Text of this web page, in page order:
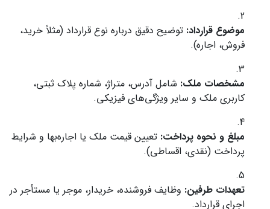
موضوع قرارداد: توضیح دقیق درباره نوع قرارداد (مثلاً خرید،
فروش، اجاره).
مشخصات ملک: شامل آدرس، متراژ، شماره پلاک ثبتی،
کاربری ملک و سایر ویژگی‌های فیزیکی.
مبلغ و نحوه پرداخت: تعیین قیمت ملک یا اجاره‌بها و شرایط
پرداخت (نقدی، اقساطی).
تعهدات طرفین: وظایف فروشنده، خریدار، موجر یا مستأجر در
اجرای قرارداد.